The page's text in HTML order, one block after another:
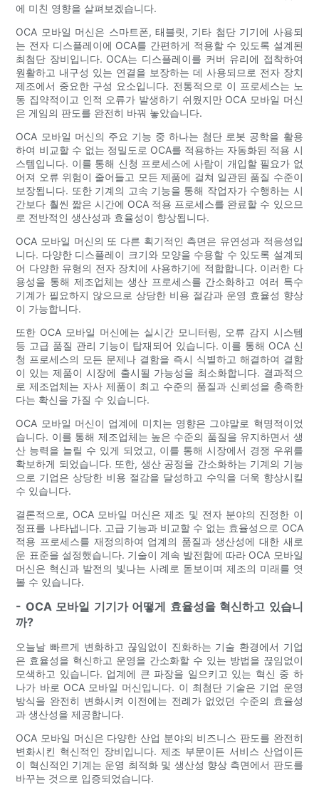
에 미친 영향을 살펴보겠습니다.
OCA 모바일 머신은 스마트폰, 태블릿, 기타 첨단 기기에 사용되
는 전자 디스플레이에 OCA를 간편하게 적용할 수 있도록 설계된
최첨단 장비입니다. OCA는 디스플레이를 커버 유리에 접착하여
원활하고 내구성 있는 연결을 보장하는 데 사용되므로 전자 장치
제조에서 중요한 구성 요소입니다. 전통적으로 이 프로세스는 노
동 집약적이고 인적 오류가 발생하기 쉬웠지만 OCA 모바일 머신
은 게임의 판도를 완전히 바꿔 놓았습니다.
OCA 모바일 머신의 주요 기능 중 하나는 첨단 로봇 공학을 활용
하여 비교할 수 없는 정밀도로 OCA를 적용하는 자동화된 적용 시
스템입니다. 이를 통해 신청 프로세스에 사람이 개입할 필요가 없
어져 오류 위험이 줄어들고 모든 제품에 걸쳐 일관된 품질 수준이
보장됩니다. 또한 기계의 고속 기능을 통해 작업자가 수행하는 시
간보다 훨씬 짧은 시간에 OCA 적용 프로세스를 완료할 수 있으므
로 전반적인 생산성과 효율성이 향상됩니다.
OCA 모바일 머신의 또 다른 획기적인 측면은 유연성과 적응성입
니다. 다양한 디스플레이 크기와 모양을 수용할 수 있도록 설계되
어 다양한 유형의 전자 장치에 사용하기에 적합합니다. 이러한 다
용성을 통해 제조업체는 생산 프로세스를 간소화하고 여러 특수
기계가 필요하지 않으므로 상당한 비용 절감과 운영 효율성 향상
이 가능합니다.
또한 OCA 모바일 머신에는 실시간 모니터링, 오류 감지 시스템
등 고급 품질 관리 기능이 탑재되어 있습니다. 이를 통해 OCA 신
청 프로세스의 모든 문제나 결함을 즉시 식별하고 해결하여 결함
이 있는 제품이 시장에 출시될 가능성을 최소화합니다. 결과적으
로 제조업체는 자사 제품이 최고 수준의 품질과 신뢰성을 충족한
다는 확신을 가질 수 있습니다.
OCA 모바일 머신이 업계에 미치는 영향은 그야말로 혁명적이었
습니다. 이를 통해 제조업체는 높은 수준의 품질을 유지하면서 생
산 능력을 늘릴 수 있게 되었고, 이를 통해 시장에서 경쟁 우위를
확보하게 되었습니다. 또한, 생산 공정을 간소화하는 기계의 기능
으로 기업은 상당한 비용 절감을 달성하고 수익을 더욱 향상시킬
수 있습니다.
결론적으로, OCA 모바일 머신은 제조 및 전자 분야의 진정한 이
정표를 나타냅니다. 고급 기능과 비교할 수 없는 효율성으로 OCA
적용 프로세스를 재정의하여 업계의 품질과 생산성에 대한 새로
운 표준을 설정했습니다. 기술이 계속 발전함에 따라 OCA 모바일
머신은 혁신과 발전의 빛나는 사례로 돋보이며 제조의 미래를 엿
볼 수 있습니다.
- OCA 모바일 기기가 어떻게 효율성을 혁신하고 있습니
까?
오늘날 빠르게 변화하고 끊임없이 진화하는 기술 환경에서 기업
은 효율성을 혁신하고 운영을 간소화할 수 있는 방법을 끊임없이
모색하고 있습니다. 업계에 큰 파장을 일으키고 있는 혁신 중 하
나가 바로 OCA 모바일 머신입니다. 이 최첨단 기술은 기업 운영
방식을 완전히 변화시켜 이전에는 전례가 없었던 수준의 효율성
과 생산성을 제공합니다.
OCA 모바일 머신은 다양한 산업 분야의 비즈니스 판도를 완전히
변화시킨 혁신적인 장비입니다. 제조 부문이든 서비스 산업이든
이 혁신적인 기계는 운영 최적화 및 생산성 향상 측면에서 판도를
바꾸는 것으로 입증되었습니다.